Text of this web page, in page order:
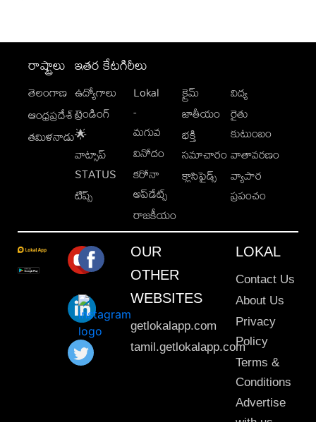
రాష్ట్రాలు
తెలంగాణ
ఆంధ్రప్రదేశ్
తమిళనాడు
ఇతర కేటగిరీలు
ఉద్యోగాలు
ట్రెండింగ్
🌟
వాట్సాప్
STATUS
టిప్స్
Lokal
-
మగువ
వినోదం
కరోనా
అప్‌డేట్స్
రాజకీయం
క్రైమ్
జాతీయం
భక్తి
సమాచారం
క్లాసిఫైడ్స్
విద్య
రైతు
కుటుంబం
వాతావరణం
వ్యాపార
ప్రపంచం
OUR
OTHER
WEBSITES
getlokalapp.com
tamil.getlokalapp.com
LOKAL
Contact Us
About Us
Privacy
Policy
Terms &
Conditions
Advertise